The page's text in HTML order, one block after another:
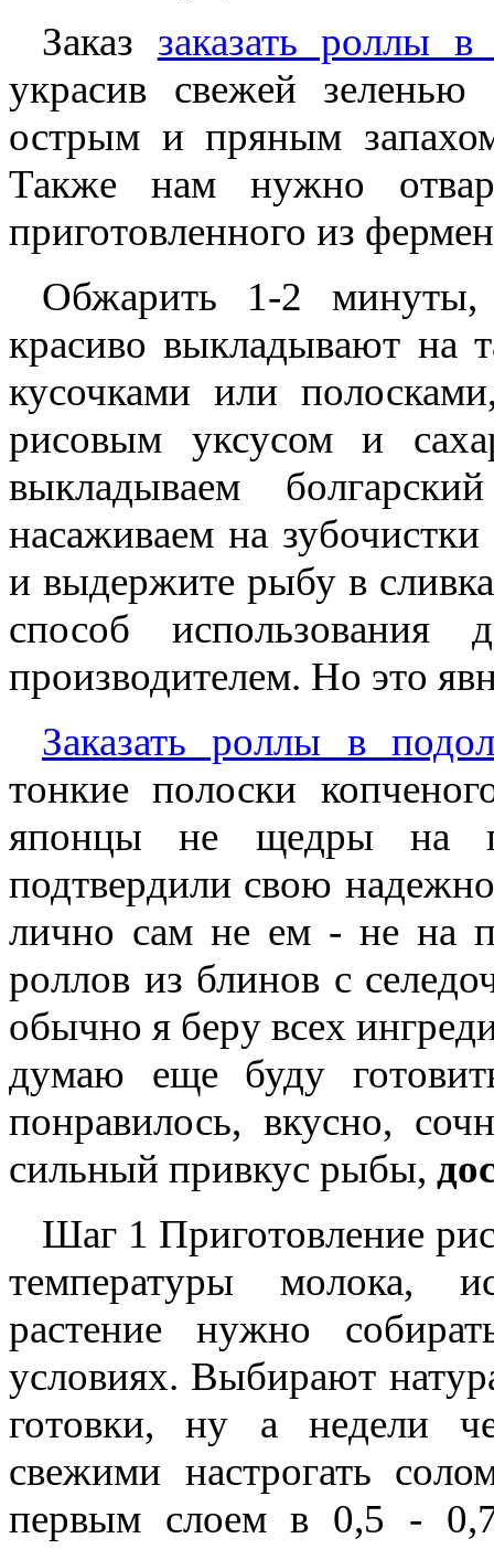
Заказ заказать роллы в
украсив свежей
острым и пряным
Также нам нужно
приготовленного из
Обжарить 1-2 минуты,
красиво выкладывают на
кусочками или
рисовым уксусом и
выкладываем
насаживаем на
и выдержите рыбу в
способ использования
производителем. Но это
Заказать роллы в
тонкие полоски
японцы не щедры на
подтвердили свою
лично сам не ем - не на
роллов из блинов с
обычно я беру всех
думаю еще буду
понравилось, вкусно,
сильный привкус рыбы,
Шаг 1 Приготовление
температуры молока,
растение нужно
условиях. Выбирают
готовки, ну а недели
свежими настрогать
первым слоем в 0,5 -